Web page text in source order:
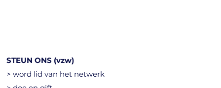
STEUN ONS (vzw)
> word lid van het netwerk